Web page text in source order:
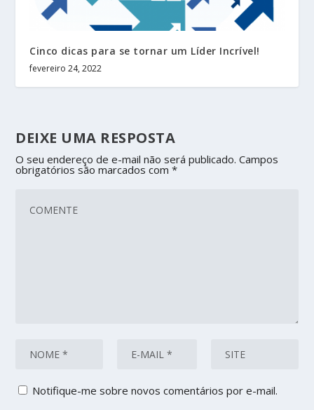
Cinco dicas para se tornar um Líder Incrível!
fevereiro 24, 2022
DEIXE UMA RESPOSTA
O seu endereço de e-mail não será publicado. Campos
obrigatórios são marcados com*
Notifique-me sobre novos comentários por e-mail.